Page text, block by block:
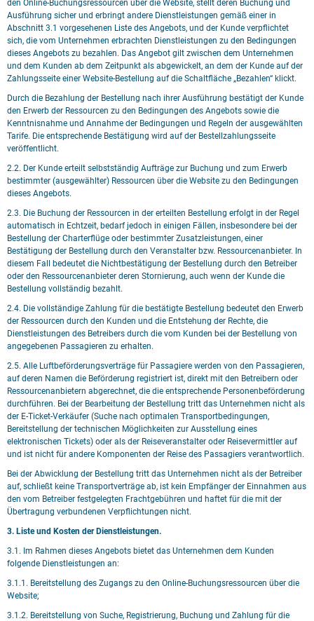
den Online-Buchungsressourcen über die Website, stellt deren Buchung und
Ausführung sicher und erbringt andere Dienstleistungen gemäß einer in
Abschnitt 3.1 vorgesehenen Liste des Angebots, und der Kunde verpflichtet
sich, die vom Unternehmen erbrachten Dienstleistungen zu den Bedingungen
dieses Angebots zu bezahlen. Das Angebot gilt zwischen dem Unternehmen
und dem Kunden ab dem Zeitpunkt als abgewickelt, an dem der Kunde auf der
Zahlungsseite einer Website-Bestellung auf die Schaltfläche „Bezahlen“ klickt.
Durch die Bezahlung der Bestellung nach ihrer Ausführung bestätigt der Kunde
den Erwerb der Ressourcen zu den Bedingungen des Angebots sowie die
Kenntnisnahme und Annahme der Bedingungen und Regeln der ausgewählten
Tarife. Die entsprechende Bestätigung wird auf der Bestellzahlungsseite
veröffentlicht.
2.2. Der Kunde erteilt selbstständig Aufträge zur Buchung und zum Erwerb
bestimmter (ausgewählter) Ressourcen über die Website zu den Bedingungen
dieses Angebots.
2.3. Die Buchung der Ressourcen in der erteilten Bestellung erfolgt in der Regel
automatisch in Echtzeit, bedarf jedoch in einigen Fällen, insbesondere bei der
Bestellung der Charterflüge oder bestimmter Zusatzleistungen, einer
Bestätigung der Bestellung durch den Veranstalter bzw. Ressourcenanbieter. In
diesem Fall bedeutet die Nichtbestätigung der Bestellung durch den Betreiber
oder den Ressourcenanbieter deren Stornierung, auch wenn der Kunde die
Bestellung vollständig bezahlt.
2.4. Die vollständige Zahlung für die bestätigte Bestellung bedeutet den Erwerb
der Ressourcen durch den Kunden und die Entstehung der Rechte, die
Dienstleistungen des Betreibers durch die vom Kunden bei der Bestellung von
angegebenen Passagieren zu erhalten.
2.5. Alle Luftbeförderungsverträge für Passagiere werden von den Passagieren,
auf deren Namen die Beförderung registriert ist, direkt mit den Betreibern oder
Ressourcenanbietern abgerechnet, die die entsprechende Personenbeförderung
durchführen. Bei der Bearbeitung der Bestellung tritt das Unternehmen nicht als
der E-Ticket-Verkäufer (Suche nach optimalen Transportbedingungen,
Bereitstellung der technischen Möglichkeiten zur Ausstellung eines
elektronischen Tickets) oder als der Reiseveranstalter oder Reisevermittler auf
und ist nicht für andere Komponenten der Reise des Passagiers verantwortlich.
Bei der Abwicklung der Bestellung tritt das Unternehmen nicht als der Betreiber
auf, schließt keine Transportverträge ab, ist kein Empfänger der Einnahmen aus
den vom Betreiber festgelegten Frachtgebühren und haftet für die mit der
Übertragung verbundenen Verpflichtungen nicht.
3. Liste und Kosten der Dienstleistungen.
3.1. Im Rahmen dieses Angebots bietet das Unternehmen dem Kunden
folgende Dienstleistungen an:
3.1.1. Bereitstellung des Zugangs zu den Online-Buchungsressourcen über die
Website;
3.1.2. Bereitstellung von Suche, Registrierung, Buchung und Zahlung für die